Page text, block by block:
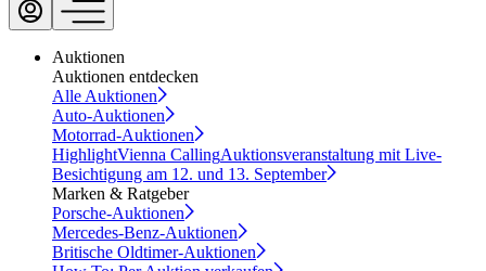
Auktionen
Auktionen entdecken
Alle Auktionen
Auto-Auktionen
Motorrad-Auktionen
HighlightVienna CallingAuktionsveranstaltung mit Live-
Besichtigung am 12. und 13. September
Marken & Ratgeber
Porsche-Auktionen
Mercedes-Benz-Auktionen
Britische Oldtimer-Auktionen